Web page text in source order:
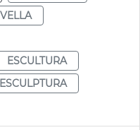
ESCULTURA
ESCULPTURA